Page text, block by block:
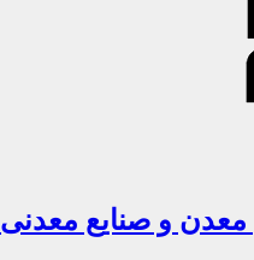
معدن و صنایع معدنی